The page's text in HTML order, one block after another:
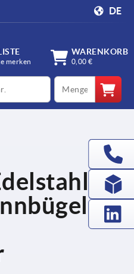
DE
merken
WARENKORB
0,00 €
qty